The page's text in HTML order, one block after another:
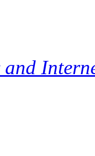
and